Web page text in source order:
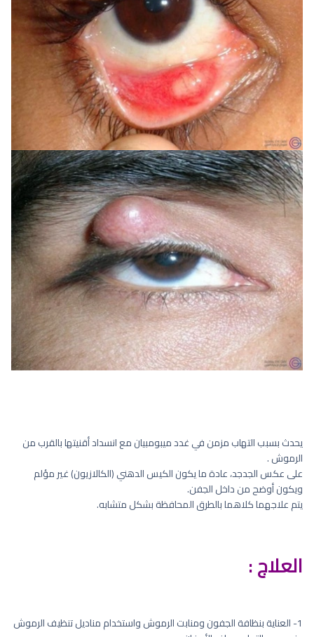
يحدث بسبب التهاب مزمن في غدد ميبومبيان مع انسداد أقنيتها بالقرب من
الرموش .
على عكس الجدجد، عادة ما يكون الكيس الدهني (الكالازيون) غير مؤلم
ويكون أوضح من داخل الجفن.
يتم علاجهما كلاهما بالطرق المحافظة بشكل متشابه.
العلاج :
1- العناية بنظافة الجفون ومنابت الرموش واستخدام مناديل تنظيف الرموش